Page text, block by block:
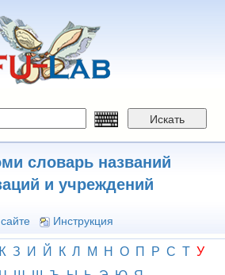
Искать
словарь названий
и учреждений
Инструкция
З И Й К Л М Н О П Р С Т У